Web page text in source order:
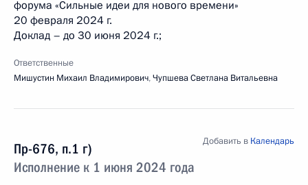
форума «Сильные идеи для нового времени»
20 февраля 2024 г.
Доклад – до 30 июня 2024 г.;
Ответственные
Мишустин Михаил Владимирович,Чупшева Светлана Витальевна
Пр-676, п.1 г)
Исполнение к 1 июня 2024 года
Добавить в Календарь